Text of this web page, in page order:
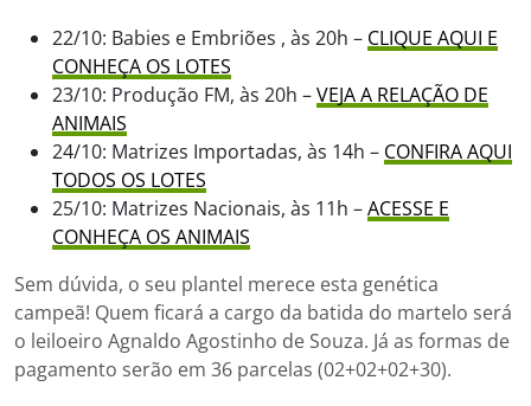
22/10: Babies e Embriões , às 20h – CLIQUE AQUI E
CONHEÇA OS LOTES
23/10: Produção FM, às 20h –VEJA A RELAÇÃO DE
ANIMAIS
24/10: Matrizes Importadas, às 14h – CONFIRA AQUI
TODOS OS LOTES
25/10: Matrizes Nacionais, às 11h –ACESSE E
CONHEÇA OS ANIMAIS
Sem dúvida, o seu plantel merece esta genética
campeã! Quem ficará a cargo da batida do martelo será
o leiloeiro Agnaldo Agostinho de Souza. Já as formas de
pagamento serão em 36 parcelas (02+02+02+30).